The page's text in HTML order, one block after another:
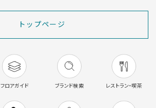
トップページ
フロアガイド ブランド検索 レストラン・喫茶